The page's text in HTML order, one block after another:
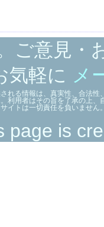
ご意見・
気軽に メ
れる情報は、真実性、合法性
利用者はその旨を了承の上
イトは一切責任を負いません
page is